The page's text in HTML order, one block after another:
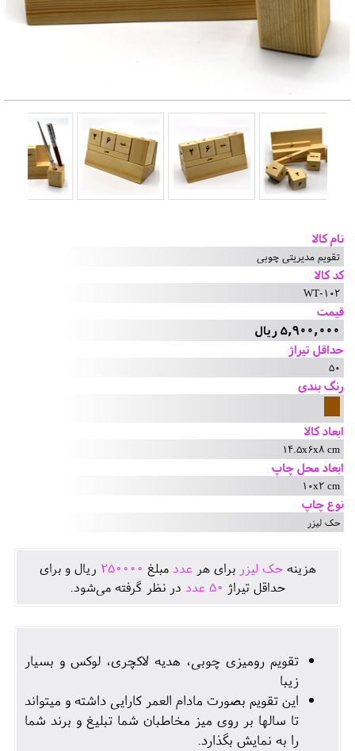
نام کالا
تقویم مدیریتی چوبی
کد کالا
WT-102
قیمت
5,900,000 ریال
حداقل تیراژ
50
رنگ بندی
ابعاد کالا
14.5x6x8 cm
ابعاد محل چاپ
10x2 cm
نوع چاپ
حک لیزر
هزينهحک لیزر برای هرعدد مبلغ 250000 ريال و برای
حداقل تيراژ 50 عدد در نظر گرفته می‌شود.
تقویم رومیزی چوبی، هدیه لاکچری، لوکس و بسیار
زیبا
این تقویم بصورت مادام العمر کارایی داشته و میتواند
تا سالها بر روی میز مخاطبان شما تبلیغ و برند شما
را به نمایش بگذارد.